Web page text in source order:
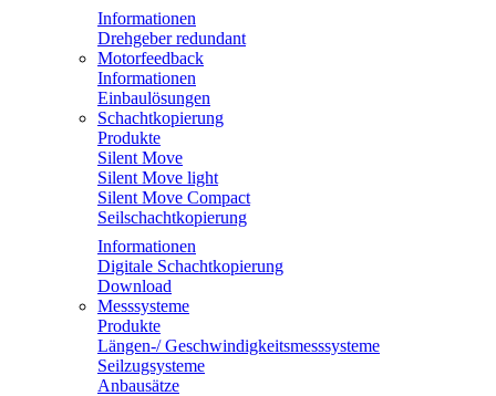
Informationen
Drehgeber redundant
Motorfeedback
Informationen
Einbaulösungen
Schachtkopierung
Produkte
Silent Move
Silent Move light
Silent Move Compact
Seilschachtkopierung
Informationen
Digitale Schachtkopierung
Download
Messsysteme
Produkte
Längen-/ Geschwindigkeitsmesssysteme
Seilzugsysteme
Anbausätze